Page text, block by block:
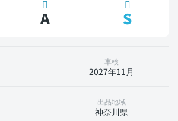
A S
車検
2027年11月
出品地域
神奈川県